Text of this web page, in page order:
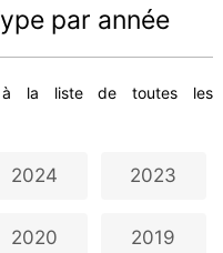
par année
à la liste de toutes les
2024 2023
2020 2019